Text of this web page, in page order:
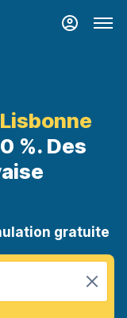
%. Des
gratuite